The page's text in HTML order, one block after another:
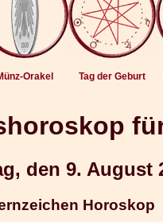
Orakel Tag der Geburt
den 9. August
Horoskop